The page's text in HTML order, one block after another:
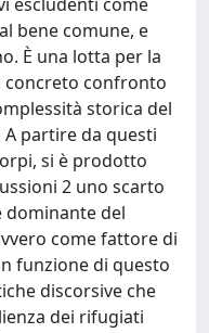
bene comune, e
È una lotta per la
concreto confronto
storica del
partire da questi
si è prodotto
2 uno scarto
dominante del
come fattore di
funzione di questo
discorsive che
dei rifugiati